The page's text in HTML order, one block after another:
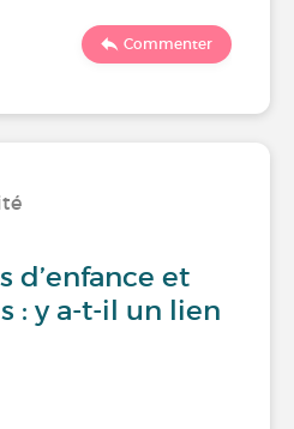
Commenter
d’enfance et
: y a-t-il un lien